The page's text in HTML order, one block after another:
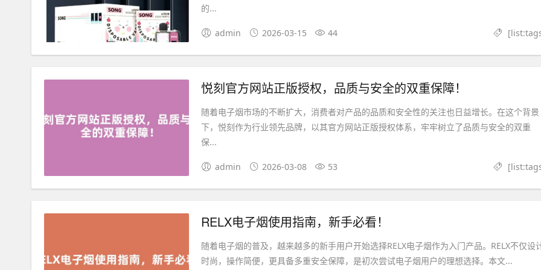
的...
admin 2026-03-15 44
悦刻官方网站正版授权，品质与安全的双重保障！
随着电子烟市场的不断扩大，消费者对产品的品质和安全性的关注也日益增长。在这个背景
下，悦刻作为行业领先品牌，以其官方网站正版授权体系，牢牢树立了品质与安全的双重
保...
admin 2026-03-08 53
RELX电子烟使用指南，新手必看！
随着电子烟的普及，越来越多的新手用户开始选择RELX电子烟作为入门产品。RELX不仅设
时尚，操作简便，更具备多重安全保障，是初次尝试电子烟用户的理想选择。本文...